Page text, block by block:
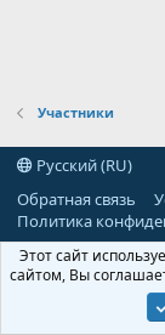
Участники
Русский (RU)
Обратная связь
Политика
Этот сайт
сайтом, Вы